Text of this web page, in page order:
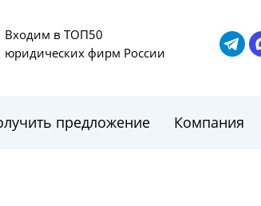
Входим в ТОП50
юридических фирм России
предложение Компания